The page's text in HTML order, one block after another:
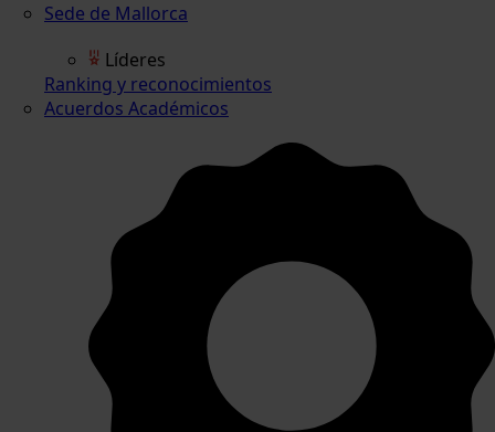
Sede de Mallorca
Líderes
Ranking y reconocimientos
Acuerdos Académicos